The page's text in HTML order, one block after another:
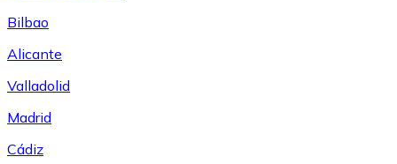
Bilbao
Alicante
Valladolid
Madrid
Cádiz